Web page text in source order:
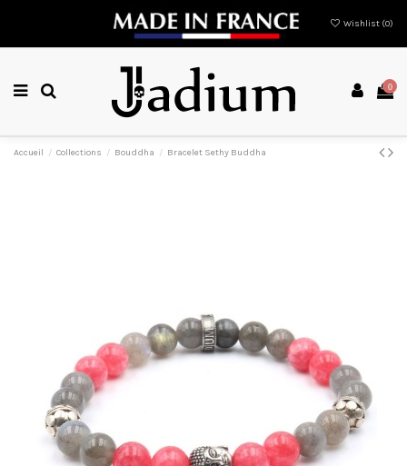
Wishlist (0)
0
Accueil Collections Bouddha Bracelet Sethy Buddha